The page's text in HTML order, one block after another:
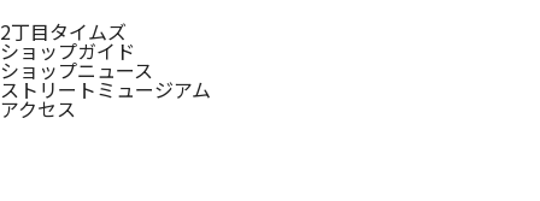
2丁目タイムズ
ショップガイド
ショップニュース
ストリートミュージアム
アクセス